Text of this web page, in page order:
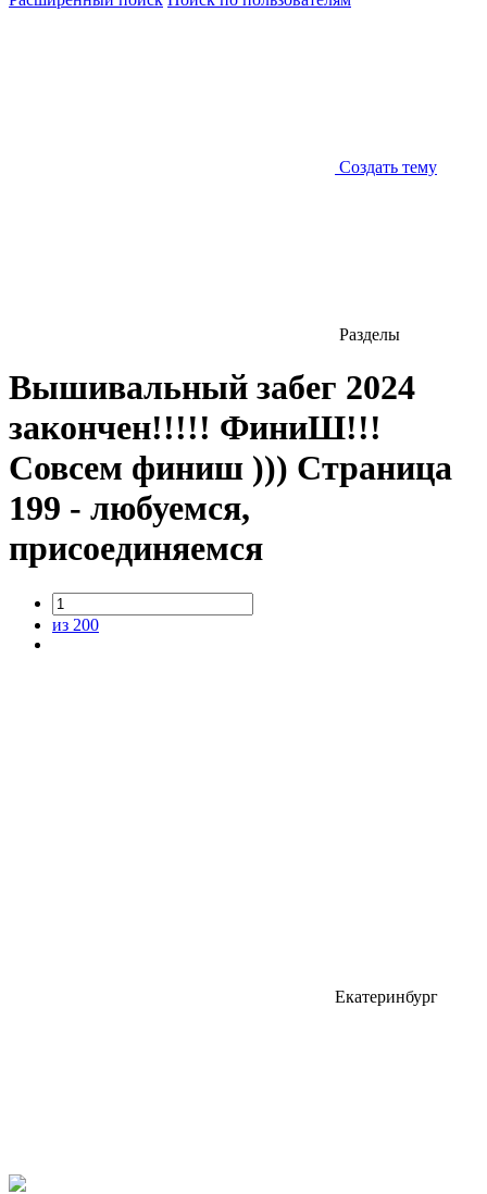
Создать тему
Разделы
Вышивальный забег 2024
закончен!!!!! ФиниШ!!!
Совсем финиш ))) Страница
199 - любуемся,
присоединяемся
из 200
Екатеринбург